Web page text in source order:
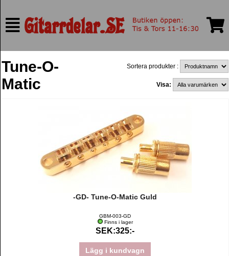
Tune-O-
Matic
Sortera produkter :
Visa:
-GD- Tune-O-Matic Guld
GBM-003-GD
Finns i lager
SEK:325:-
Lägg i kundvagn